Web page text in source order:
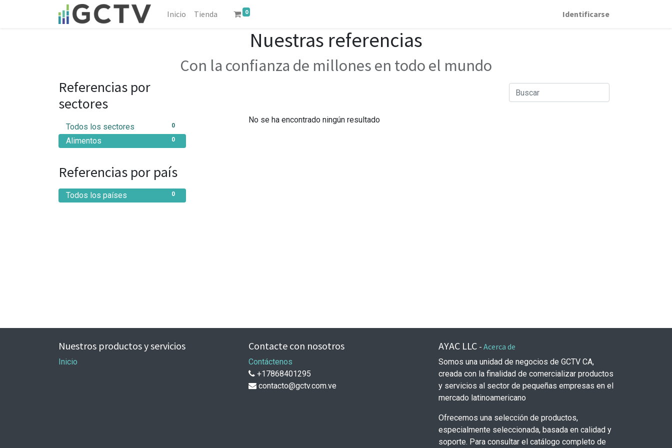
Inicio Tienda 0 Identificarse
Nuestras referencias
Con la confianza de millones en todo el mundo
Referencias por
sectores
0
Todos los sectores
0
Alimentos
Referencias por país
0
Todos los países
No se ha encontrado ningún resultado
Nuestros productos y servicios
Inicio
Contacte con nosotros
Contáctenos
+17868401295
contacto@gctv.com.ve
AYAC LLC - Acerca de
Somos una unidad de negocios de GCTV CA,
creada con la finalidad de comercializar productos
y servicios al sector de pequeñas empresas en el
mercado latinoamericano
Ofrecemos una selección de productos,
especialmente seleccionada, basada en calidad y
soporte. Para consultar el catálogo completo de